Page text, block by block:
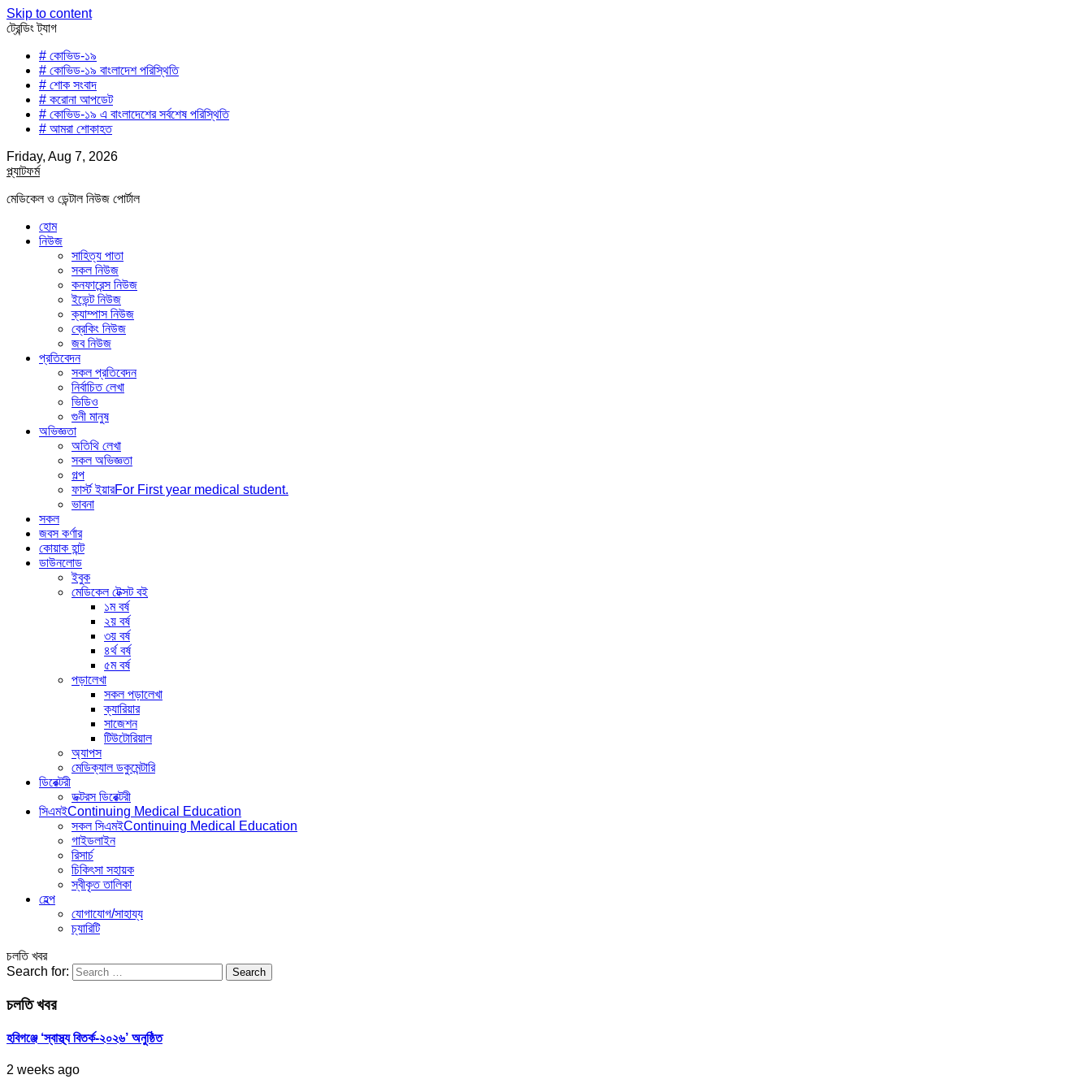
Skip to content
ট্রেন্ডিং ট্যাগ
# কোভিড-১৯
# কোভিড-১৯ বাংলাদেশ পরিস্থিতি
# শোক সংবাদ
# করোনা আপডেট
# কোভিড-১৯ এ বাংলাদেশের সর্বশেষ পরিস্থিতি
# আমরা শোকাহত
Friday, Aug 7, 2026
প্ল্যাটফর্ম
মেডিকেল ও ডেন্টাল নিউজ পোর্টাল
হোম
নিউজ
সাহিত্য পাতা
সকল নিউজ
কনফারেন্স নিউজ
ইভেন্ট নিউজ
ক্যাম্পাস নিউজ
ব্রেকিং নিউজ
জব নিউজ
প্রতিবেদন
সকল প্রতিবেদন
নির্বাচিত লেখা
ভিডিও
গুনী মানুষ
অভিজ্ঞতা
অতিথি লেখা
সকল অভিজ্ঞতা
গল্প
ফার্স্ট ইয়ারFor First year medical student.
ভাবনা
সকল
জবস কর্ণার
কোয়াক হান্ট
ডাউনলোড
ইবুক
মেডিকেল টেক্সট বই
১ম বর্ষ
২য় বর্ষ
৩য় বর্ষ
৪র্থ বর্ষ
৫ম বর্ষ
পড়ালেখা
সকল পড়ালেখা
ক্যারিয়ার
সাজেশন
টিউটোরিয়াল
অ্যাপস
মেডিক্যাল ডকুমেন্টারি
ডিরেক্টরী
ডক্টরস ডিরেক্টরী
সিএমইContinuing Medical Education
সকল সিএমইContinuing Medical Education
গাইডলাইন
রিসার্চ
চিকিৎসা সহায়ক
স্বীকৃত তালিকা
হেল্প
যোগাযোগ/সাহায্য
চ্যারিটি
চলতি খবর
Search for:
চলতি খবর
হবিগঞ্জে ‘স্বাস্থ্য বিতর্ক-২০২৬’ অনুষ্ঠিত
2 weeks ago